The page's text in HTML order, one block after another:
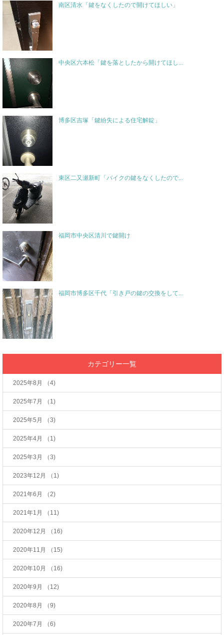
南区清水「鍵をなくしたので開けてほしい」
中央区六本松「鍵を落としたから開けてほし...
博多区吉塚「鍵紛失による住宅解錠」
東区二又瀬新町「バイクの鍵をなくしたので...
福岡市中央区清川で鍵開け
福岡市博多区千代「引き戸の鍵の交換をして...
カテゴリー一覧
2025年8月 （4)
2025年7月 （1)
2025年5月 （3)
2025年4月 （1)
2025年3月 （3)
2023年12月 （1)
2021年6月 （2)
2021年1月 （11)
2020年12月 （16)
2020年11月 （15)
2020年10月 （16)
2020年9月 （12)
2020年8月 （9)
2020年7月 （6)